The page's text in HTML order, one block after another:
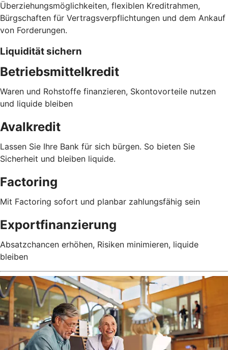
Überziehungsmöglichkeiten, flexiblen Kreditrahmen,
Bürgschaften für Vertragsverpflichtungen und dem Ankauf
von Forderungen.
Liquidität sichern
Betriebsmittelkredit
Waren und Rohstoffe finanzieren, Skontovorteile nutzen
und liquide bleiben
Avalkredit
Lassen Sie Ihre Bank für sich bürgen. So bieten Sie
Sicherheit und bleiben liquide.
Factoring
Mit Factoring sofort und planbar zahlungsfähig sein
Exportfinanzierung
Absatzchancen erhöhen, Risiken minimieren, liquide
bleiben